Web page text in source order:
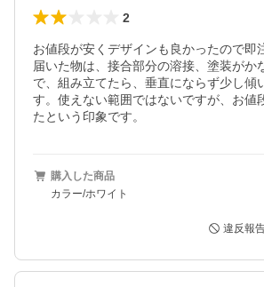
2
お値段が安くデザインも良かったので即
届いた物は、接合部分の溶接、塗装がか
で、組み立てたら、垂直にならず少し傾
す。使えない範囲ではないですが、お値
たという印象です。
購入した商品
カラー/ホワイト
違反報